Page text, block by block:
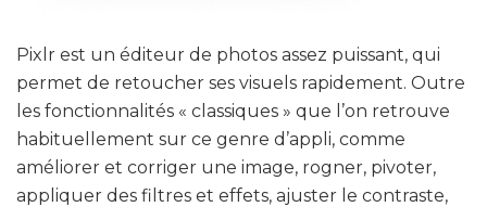
Pixlr est un éditeur de photos assez puissant, qui
permet de retoucher ses visuels rapidement. Outre
les fonctionnalités « classiques » que l’on retrouve
habituellement sur ce genre d’appli, comme
améliorer et corriger une image, rogner, pivoter,
appliquer des filtres et effets, ajuster le contraste,